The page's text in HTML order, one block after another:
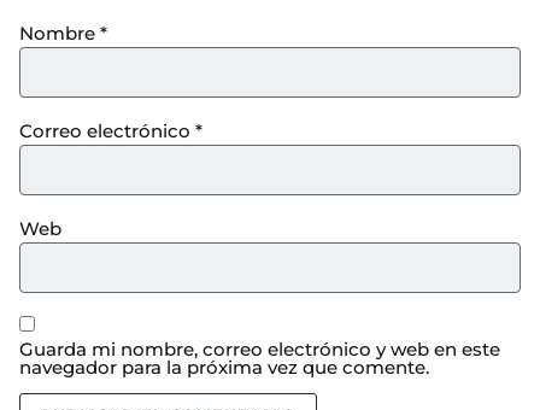
Nombre *
Correo electrónico *
Web
Guarda mi nombre, correo electrónico y web en este
navegador para la próxima vez que comente.